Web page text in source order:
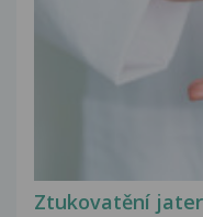
Ztukovatění